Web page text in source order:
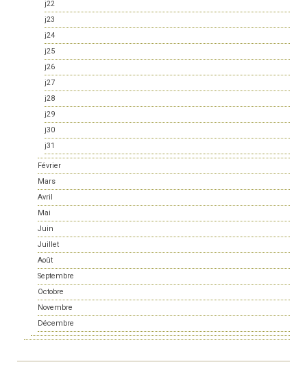
j22
j23
j24
j25
j26
j27
j28
j29
j30
j31
Février
Mars
Avril
Mai
Juin
Juillet
Août
Septembre
Octobre
Novembre
Décembre